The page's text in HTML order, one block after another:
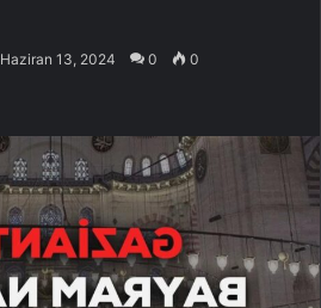
Haziran 13, 2024 0 0